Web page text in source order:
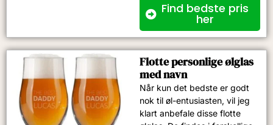
Find bedste pris
her
Flotte personlige ølglas
med navn
Når kun det bedste er godt
nok til øl-entusiasten, vil jeg
klart anbefale disse flotte